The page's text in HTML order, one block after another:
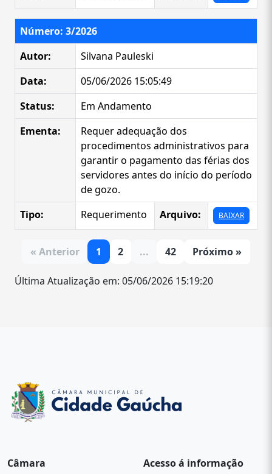
Número: 3/2026
Autor:
Silvana Pauleski
Data:
05/06/2026 15:05:49
Status:
Em Andamento
Ementa:
Requer adequação dos
procedimentos administrativos para
garantir o pagamento das férias dos
servidores antes do início do período
de gozo.
Tipo:
Requerimento Arquivo: BAIXAR
« Anterior 1 2 ... 42 Próximo »
Última Atualização em: 05/06/2026 15:19:20
Câmara
Acesso á informação